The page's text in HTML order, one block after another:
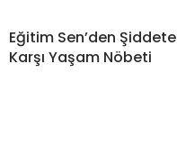
Eğitim Sen’den Şiddete
Karşı Yaşam Nöbeti